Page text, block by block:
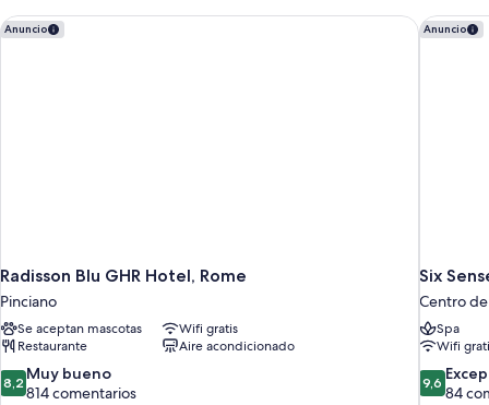
Anuncio
Radisson Blu GHR Hotel, Rome
Pinciano
Se aceptan mascotas
Wifi gratis
Restaurante
Aire acondicionado
8.2
sobre
8,2 Muy bueno
814 comentarios
Radisson Blu GHR Hotel, Rome Anuncio
Six
Centro
Spa
Wifi
9.6
sobre
9,6
84
Six